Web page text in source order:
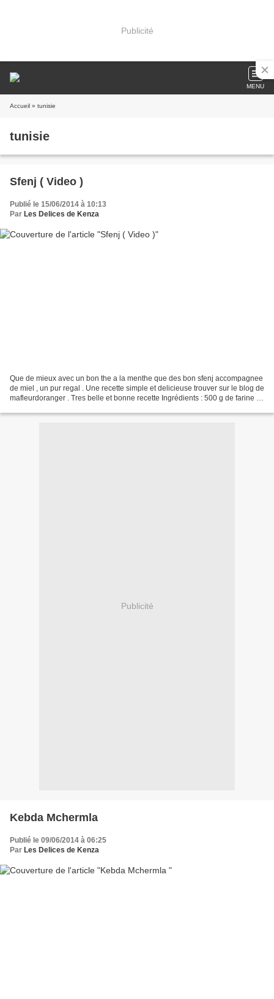
Publicité
MENU
Accueil » tunisie
tunisie
Sfenj ( Video )
Publié le 15/06/2014 à 10:13
Par Les Delices de Kenza
Que de mieux avec un bon the a la menthe que des bon sfenj accompagnee
de miel , un pur regal . Une recette simple et delicieuse trouver sur le blog de
mafleurdoranger . Tres belle et bonne recette Ingrédients : 500 g de farine 2
Publicité
Kebda Mchermla
Publié le 09/06/2014 à 06:25
Par Les Delices de Kenza